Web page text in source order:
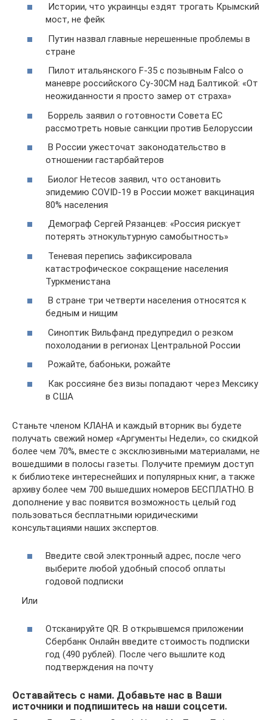
Истории, что украинцы ездят трогать Крымский
мост, не фейк
Путин назвал главные нерешенные проблемы в
стране
Пилот итальянского F-35 с позывным Falco о
маневре российского Су-30СМ над Балтикой: «От
неожиданности я просто замер от страха»
Боррель заявил о готовности Совета ЕС
рассмотреть новые санкции против Белоруссии
В России ужесточат законодательство в
отношении гастарбайтеров
Биолог Нетесов заявил, что остановить
эпидемию COVID-19 в России может вакцинация
80% населения
Демограф Сергей Рязанцев: «Россия рискует
потерять этнокультурную самобытность»
Теневая перепись зафиксировала
катастрофическое сокращение населения
Туркменистана
В стране три четверти населения относятся к
бедным и нищим
Синоптик Вильфанд предупредил о резком
похолодании в регионах Центральной России
Рожайте, бабоньки, рожайте
Как россияне без визы попадают через Мексику
в США
Станьте членом КЛАНА и каждый вторник вы будете
получать свежий номер «Аргументы Недели», со скидкой
более чем 70%, вместе с эксклюзивными материалами, не
вошедшими в полосы газеты. Получите премиум доступ
к библиотеке интереснейших и популярных книг, а также
архиву более чем 700 вышедших номеров БЕСПЛАТНО. В
дополнение у вас появится возможность целый год
пользоваться бесплатными юридическими
консультациями наших экспертов.
Введите свой электронный адрес, после чего
выберите любой удобный способ оплаты
годовой подписки
Или
Отсканируйте QR. В открывшемся приложении
Сбербанк Онлайн введите стоимость подписки
год (490 рублей). После чего вышлите код
подтверждения на почту
Оставайтесь с нами. Добавьте нас в Ваши
источники и подпишитесь на наши соцсети.